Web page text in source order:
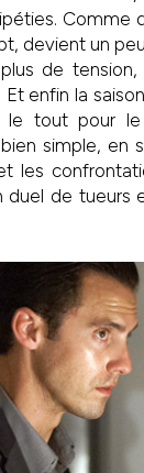
Comme
devient un
de
Et enfin la
tout pour le
simple,
les
duel de